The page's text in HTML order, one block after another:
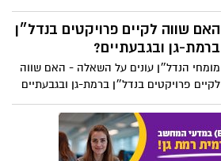
ערכה טקס הריסה ותחילת בנייה במעמד ראש
עיריית יהוד-מונוסון, אמנון סעד ומנכ"ל
אאורה, יעקב אטרקצ'י
האם שווה לקיים פרויקטים בנדל״ן
ברמת-גן ובגבעתיים?
מומחי הנדל״ן עונים על השאלה - האם שווה
לקיים פרויקטים בנדל״ן ברמת-גן ובגבעתיים
ביחס לערים אחרות?